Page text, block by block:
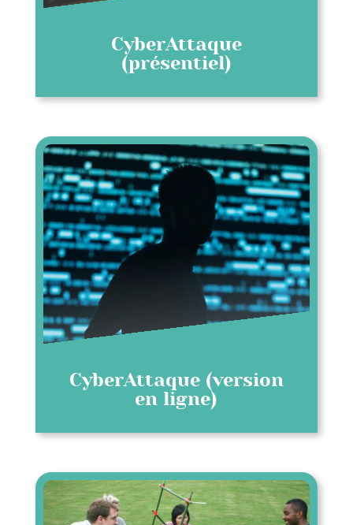
CyberAttaque
(présentiel)
CyberAttaque (version
en ligne)